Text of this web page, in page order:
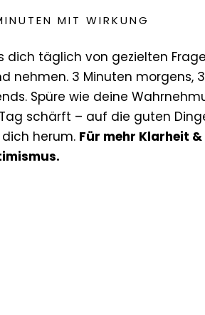
MIT WIRKUNG
dich täglich von gezielten
nehmen. 3 Minuten morgens,
Spüre wie deine
schärft – auf die guten
herum. Für mehr Klarheit &